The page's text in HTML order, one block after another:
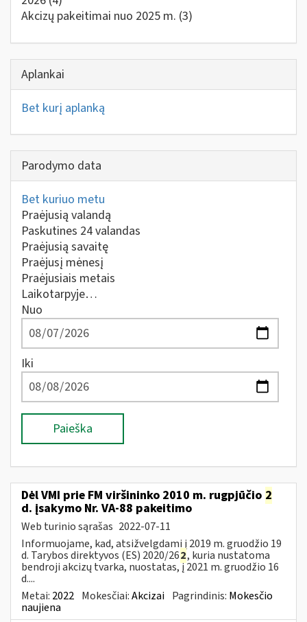
Akcizų pakeitimai nuo 2025 m. (3)
Aplankai
Bet kurį aplanką
Parodymo data
Bet kuriuo metu
Praėjusią valandą
Paskutines 24 valandas
Praėjusią savaitę
Praėjusį mėnesį
Praėjusiais metais
Laikotarpyje…
Nuo
Iki
Paieška
Dėl VMI prie FM viršininko 2010 m. rugpjūčio 2
d. įsakymo Nr. VA-88 pakeitimo
Web turinio sąrašas 2022-07-11
Informuojame, kad, atsižvelgdami į 2019 m. gruodžio 19
d. Tarybos direktyvos (ES) 2020/262, kuria nustatoma
bendroji akcizų tvarka, nuostatas, į 2021 m. gruodžio 16
d....
Metai: 2022 Mokesčiai:Akcizai Pagrindinis: Mokesčio
naujiena